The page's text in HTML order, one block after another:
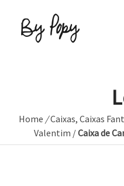
Home /Caixas, Caixas
Valentim /Caixa de